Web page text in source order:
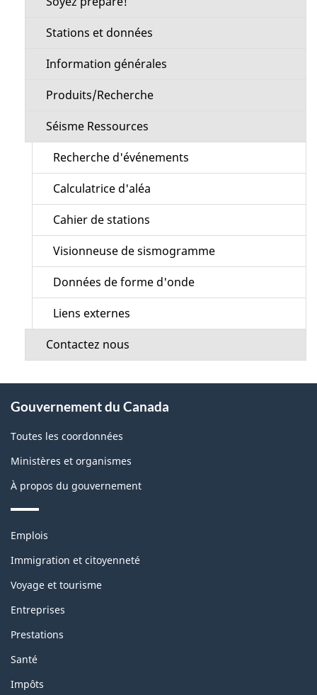
Stations et données
Information générales
Produits/Recherche
Séisme Ressources
Recherche d'événements
Calculatrice d'aléa
Cahier de stations
Visionneuse de sismogramme
Données de forme d'onde
Liens externes
Contactez nous
propos
de
ce
Gouvernement du Canada
Toutes les coordonnées
Ministères et organismes
À propos du gouvernement
Thèmes
sujets
Emplois
Immigration et citoyenneté
Voyage et tourisme
Entreprises
Prestations
Santé
Impôts